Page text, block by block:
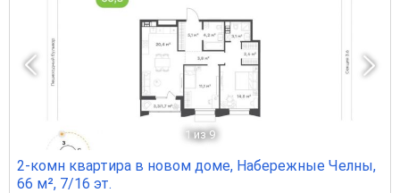
1 из 9
2-комн квартира в новом доме, Набережные Челны,
66 м², 7/16 эт.